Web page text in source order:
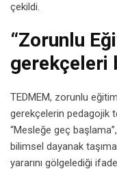
çekildi.
“Zorunlu
gerekçeleri
TEDMEM, zorunlu
gerekçelerin pedagojik
“Mesleğe geç
bilimsel dayanak
yararını gölgelediği